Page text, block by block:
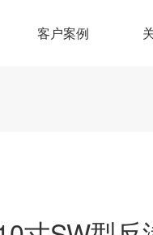
客户案例